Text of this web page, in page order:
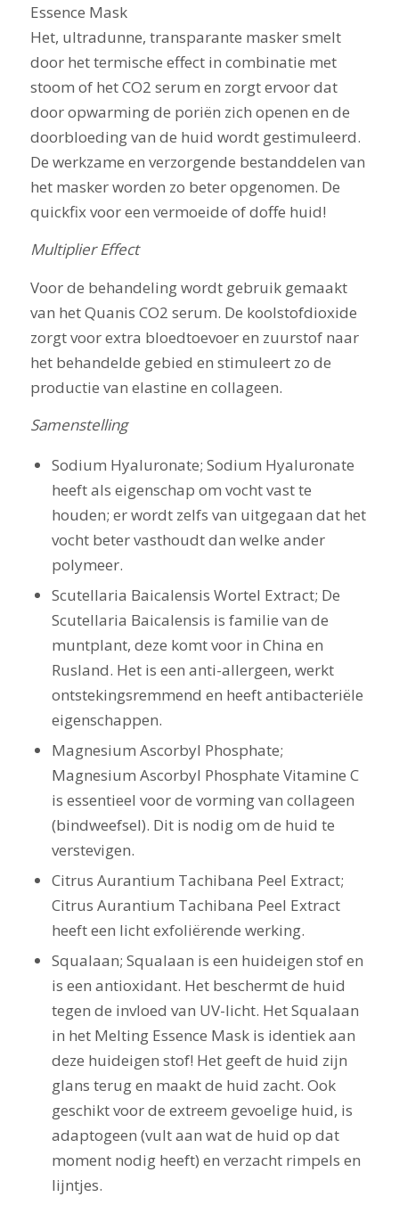
Essence Mask
Het, ultradunne, transparante masker smelt
door het termische effect in combinatie met
stoom of het CO2 serum en zorgt ervoor dat
door opwarming de poriën zich openen en de
doorbloeding van de huid wordt gestimuleerd.
De werkzame en verzorgende bestanddelen van
het masker worden zo beter opgenomen. De
quickfix voor een vermoeide of doffe huid!
Multiplier Effect
Voor de behandeling wordt gebruik gemaakt
van het Quanis CO2 serum. De koolstofdioxide
zorgt voor extra bloedtoevoer en zuurstof naar
het behandelde gebied en stimuleert zo de
productie van elastine en collageen.
Samenstelling
Sodium Hyaluronate; Sodium Hyaluronate
heeft als eigenschap om vocht vast te
houden; er wordt zelfs van uitgegaan dat het
vocht beter vasthoudt dan welke ander
polymeer.
Scutellaria Baicalensis Wortel Extract; De
Scutellaria Baicalensis is familie van de
muntplant, deze komt voor in China en
Rusland. Het is een anti-allergeen, werkt
ontstekingsremmend en heeft antibacteriële
eigenschappen.
Magnesium Ascorbyl Phosphate;
Magnesium Ascorbyl Phosphate Vitamine C
is essentieel voor de vorming van collageen
(bindweefsel). Dit is nodig om de huid te
verstevigen.
Citrus Aurantium Tachibana Peel Extract;
Citrus Aurantium Tachibana Peel Extract
heeft een licht exfoliërende werking.
Squalaan; Squalaan is een huideigen stof en
is een antioxidant. Het beschermt de huid
tegen de invloed van UV-licht. Het Squalaan
in het Melting Essence Mask is identiek aan
deze huideigen stof! Het geeft de huid zijn
glans terug en maakt de huid zacht. Ook
geschikt voor de extreem gevoelige huid, is
adaptogeen (vult aan wat de huid op dat
moment nodig heeft) en verzacht rimpels en
lijntjes.